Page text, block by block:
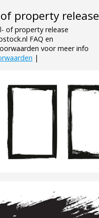
property release
of property release
FAQ en
voor meer info
|